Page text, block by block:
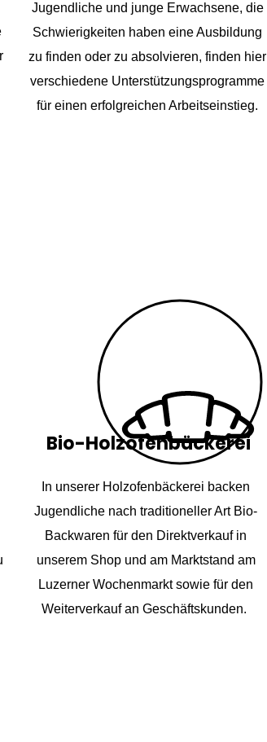
Jugendliche und junge Erwachsene, die
Schwierigkeiten haben eine Ausbildung
zu finden oder zu absolvieren, finden hier
verschiedene Unterstützungsprogramme
für einen erfolgreichen Arbeitseinstieg.
Bio-Holzofenbäckerei
In unserer Holzofenbäckerei backen
Jugendliche nach traditioneller Art Bio-
Backwaren für den Direktverkauf in
unserem Shop und am Marktstand am
Luzerner Wochenmarkt sowie für den
Weiterverkauf an Geschäftskunden.